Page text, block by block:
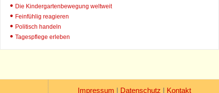
Die Kindergartenbewegung weltweit
Feinfühlig reagieren
Politisch handeln
Tagespflege erleben
Impressum | Datenschutz | Kontakt